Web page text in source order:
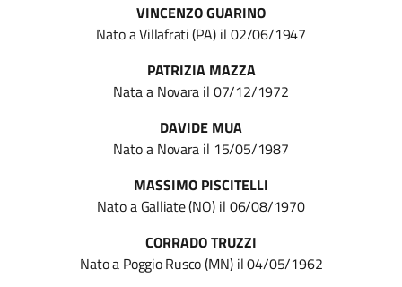
VINCENZO GUARINO
NatoaVillafrati(PA) il 02/06/1947
PATRIZIA MAZZA
Nataa Novara il 07/12/1972
DAVIDE MUA
Natoa Novara il 15/05/1987
MASSIMO PISCITELLI
NatoaGalliate(NO) il 06/08/1970
CORRADO TRUZZI
Natoa Poggio Rusco(MN) il04/05/1962